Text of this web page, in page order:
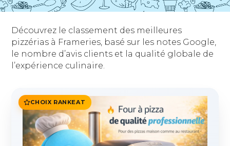
Découvrez le classement des meilleures
pizzérias à Frameries, basé sur les notes Google,
le nombre d’avis clients et la qualité globale de
l’expérience culinaire.
CHOIX RANKEAT